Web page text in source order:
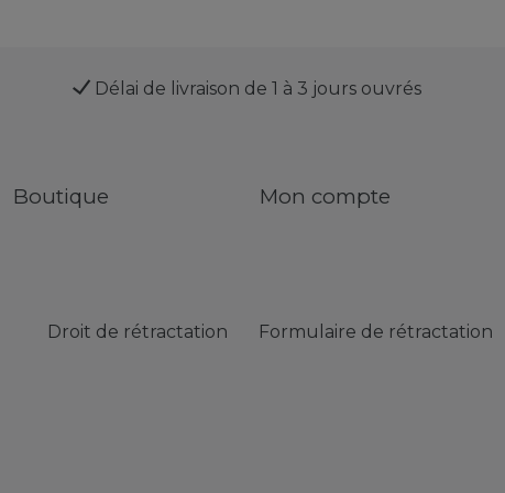
Délai de livraison de 1 à 3 jours ouvrés
Boutique Mon compte
Droit de rétractation Formulaire de rétractation